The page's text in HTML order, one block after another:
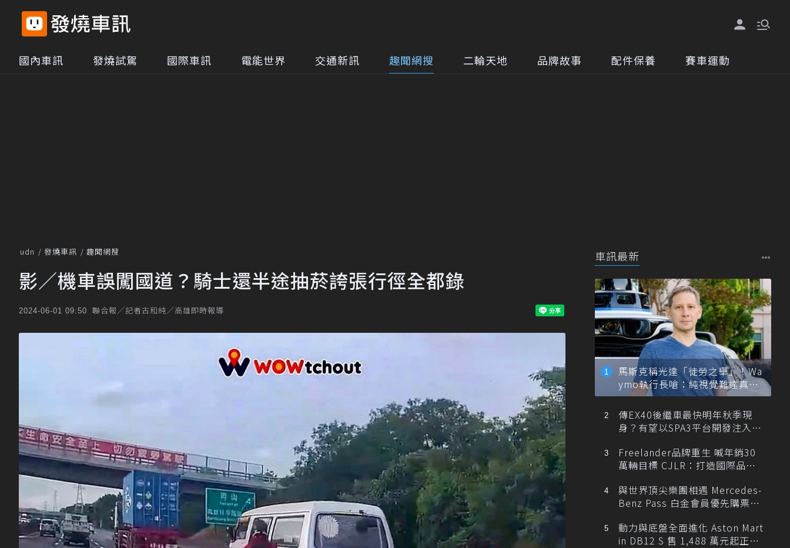
國內車訊 發燒試駕 國際車訊 電能世界 交通新訊 趣聞網搜 二輪天地 品牌故事 配件保養 賽車運動
udn 發燒車訊 趣聞網搜
影／機車誤闖國道？騎士還半途抽菸誇張行徑全都錄
2024-06-01 09:50 聯合報／記者古和純／高雄即時報導
車訊最新
馬斯克稱光達「徒勞之舉」！Wa
ymo執行長嗆：純視覺難達真正
自動駕駛
傳EX40後繼車最快明年秋季現
身？有望以SPA3平台開發注入80
Freelander品牌重生 喊年銷30
萬輛目標 CJLR：打造國際品牌
與世界頂尖樂團相遇 Mercedes-
Benz Pass 白金會員優先購票維
動力與底盤全面進化 Aston Mart
in DB12 S 售 1,488 萬元起正式